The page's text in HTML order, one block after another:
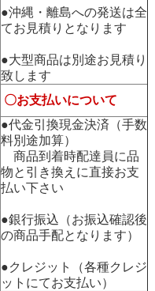
●沖縄・離島への発送は全
てお見積りとなります
●大型商品は別途お見積り
致します
〇お支払いについて
●代金引換現金決済（手数
料別途加算）
商品到着時配達員に品
物と引き換えに直接お支
払い下さい
●銀行振込（お振込確認後
の商品手配となります）
●クレジット（各種クレジ
ットにてお支払い）